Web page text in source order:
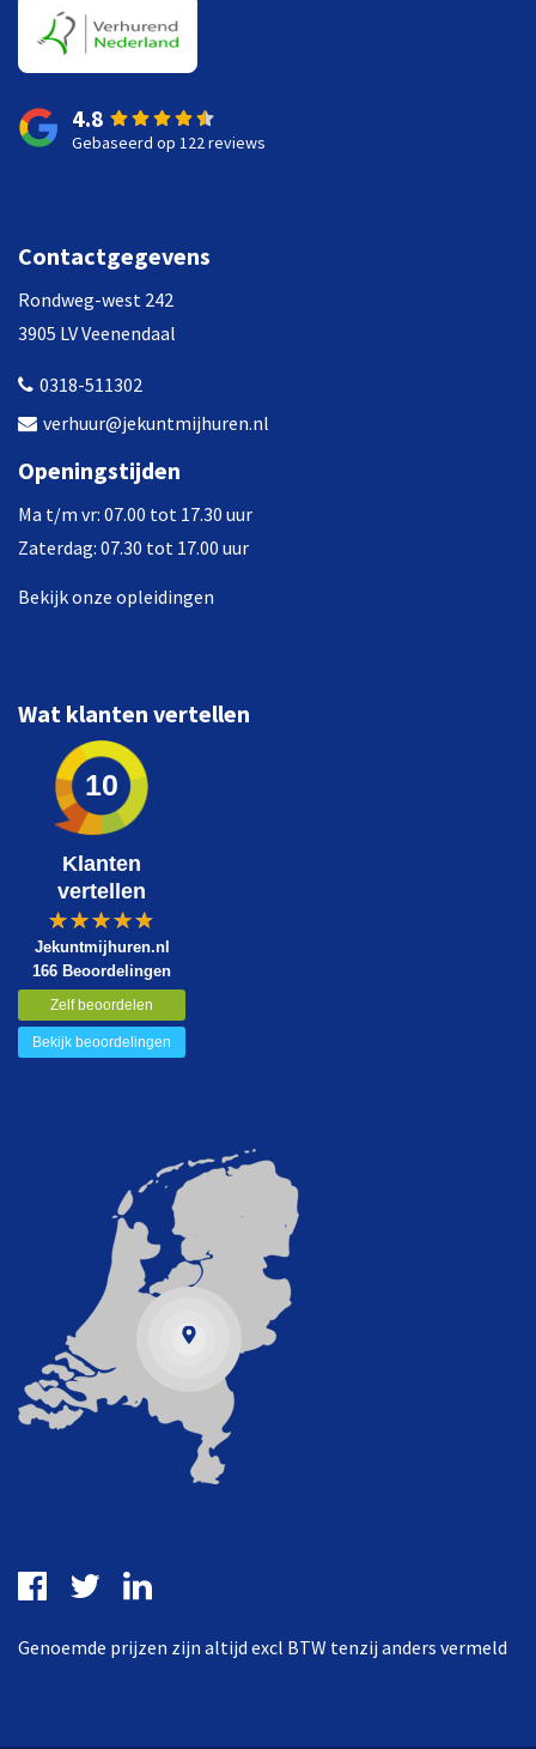
4.8
Gebaseerd op 122 reviews
Contactgegevens
Rondweg-west 242
3905 LV Veenendaal
0318-511302
verhuur@jekuntmijhuren.nl
Openingstijden
Ma t/m vr: 07.00 tot 17.30 uur
Zaterdag: 07.30 tot 17.00 uur
Bekijk onze opleidingen
Wat klanten vertellen
10
Klanten
vertellen
Jekuntmijhuren.nl
166 Beoordelingen
Zelf beoordelen
Bekijk beoordelingen
Genoemde prijzen zijn altijd excl BTW tenzij anders vermeld